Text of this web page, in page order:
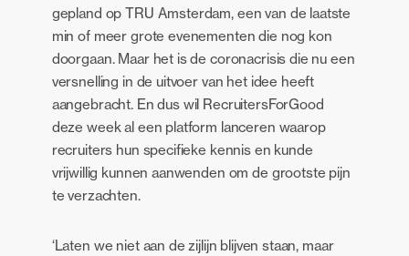
gepland op TRU Amsterdam, een van de laatste
min of meer grote evenementen die nog kon
doorgaan. Maar het is de coronacrisis die nu een
versnelling in de uitvoer van het idee heeft
aangebracht. En dus wil RecruitersForGood
deze week al een platform lanceren waarop
recruiters hun specifieke kennis en kunde
vrijwillig kunnen aanwenden om de grootste pijn
te verzachten.
‘Laten we niet aan de zijlijn blijven staan, maar